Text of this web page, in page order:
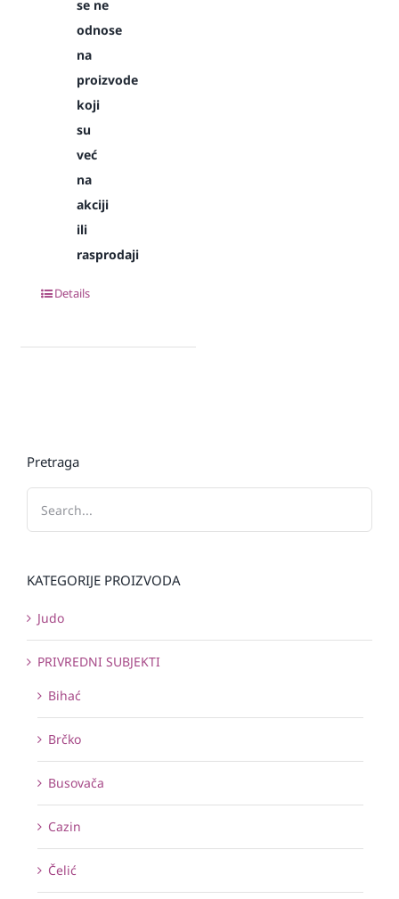
se ne
odnose
na
proizvode
koji
su
već
na
akciji
ili
rasprodaji
Details
Pretraga
KATEGORIJE PROIZVODA
Judo
PRIVREDNI SUBJEKTI
Bihać
Brčko
Busovača
Cazin
Čelić